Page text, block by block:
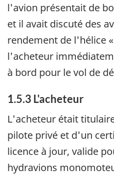
l'avion présentait de
et il avait discuté des
rendement de l'hélice
l'acheteur
à bord pour le vol de
1.5.3 L'acheteur
L'acheteur était
pilote privé et d'un
licence à jour, valide
hydravions